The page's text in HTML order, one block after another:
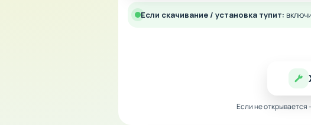
Если скачивание / установка тупит:
Если не открывается